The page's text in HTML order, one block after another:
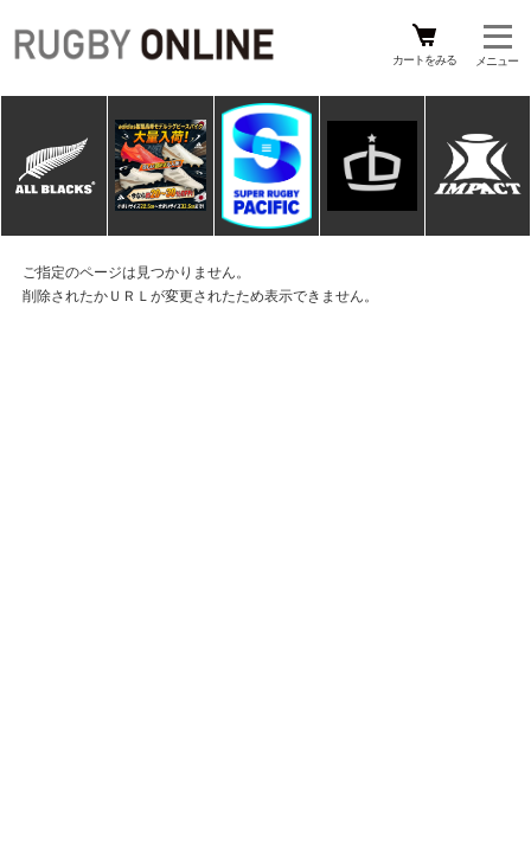
カートをみる
ご指定のページは見つかりません。
削除されたかＵＲＬが変更されたため表示できません。